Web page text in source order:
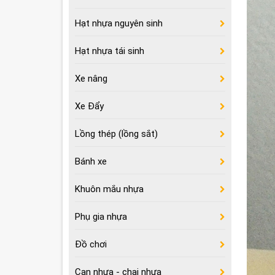
Hạt nhựa nguyên sinh
Hạt nhựa tái sinh
Xe nâng
Xe Đẩy
Lồng thép (lồng sắt)
Bánh xe
Khuôn mắu nhựa
Phụ gia nhựa
Đồ chơi
Can nhựa - chai nhựa